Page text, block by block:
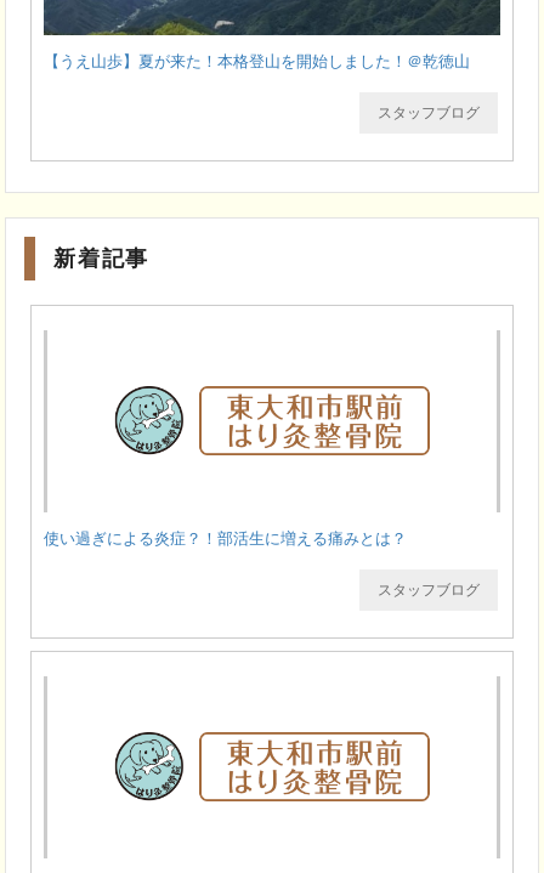
【うえ山歩】夏が来た！本格登山を開始しました！＠乾徳山
スタッフブログ
新着記事
使い過ぎによる炎症？！部活生に増える痛みとは？
スタッフブログ